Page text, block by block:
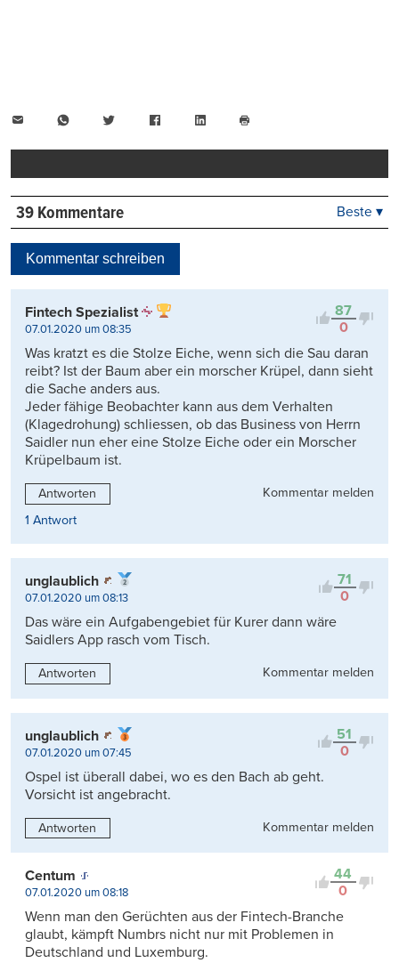
WhatsAppTwitter FacebookLinkedIn
drucken
39 Kommentare
Kontrovers
Beste ▾
Kommentar schreiben
87
0
Fintech Spezialist
07.01.2020 um 08:35
Was kratzt es die Stolze Eiche, wenn sich die Sau daran
reibt? Ist der Baum aber ein morscher Krüpel, dann sieht
die Sache anders aus.
Jeder fähige Beobachter kann aus dem Verhalten
(Klagedrohung) schliessen, ob das Business von Herrn
Saidler nun eher eine Stolze Eiche oder ein Morscher
Krüpelbaum ist.
Antworten
Kommentar melden
1 Antwort
71
0
unglaublich
07.01.2020 um 08:13
Das wäre ein Aufgabengebiet für Kurer dann wäre
Saidlers App rasch vom Tisch.
Antworten Kommentar melden
51
0
unglaublich
07.01.2020 um 07:45
Ospel ist überall dabei, wo es den Bach ab geht.
Vorsicht ist angebracht.
Antworten Kommentar melden
44
0
Centum
07.01.2020 um 08:18
Wenn man den Gerüchten aus der Fintech-Branche
glaubt, kämpft Numbrs nicht nur mit Problemen in
Deutschland und Luxemburg.